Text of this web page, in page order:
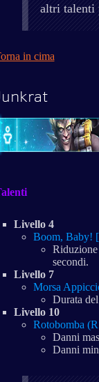
altri talenti
in cima
Livello 4
Boom, Baby!
Riduzione
secondi.
Livello 7
Morsa
Durata
Livello 10
Rotobomba
Danni
Danni